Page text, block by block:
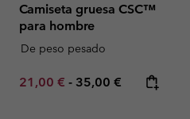
Camiseta gruesa CSC™
para hombre
De peso pesado
Minimum sale price:
21,00 € - Maximum price:
35,00 €